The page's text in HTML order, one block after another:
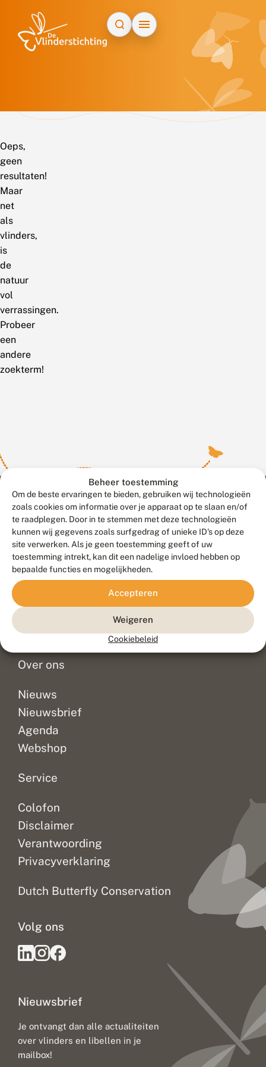
Beheer toestemming
Om de beste ervaringen te bieden, gebruiken wij technologieën
zoals cookies om informatie over je apparaat op te slaan en/of
te raadplegen. Door in te stemmen met deze technologieën
kunnen wij gegevens zoals surfgedrag of unieke ID's op deze
site verwerken. Als je geen toestemming geeft of uw
toestemming intrekt, kan dit een nadelige invloed hebben op
bepaalde functies en mogelijkheden.
Accepteren
Weigeren
Cookiebeleid
Oeps,
geen
resultaten!
Maar
net
als
vlinders,
is
de
natuur
vol
verrassingen.
Probeer
een
andere
zoekterm!
Contact
Veelgestelde vragen
Doneer
Over ons
Nieuws
Nieuwsbrief
Agenda
Webshop
Service
Colofon
Disclaimer
Verantwoording
Privacyverklaring
Dutch Butterfly Conservation
Nieuwsbrief
Je ontvangt dan alle actualiteiten
over vlinders en libellen in je
mailbox!
Volg ons
Meld waarnemingen© 2026 Vlinderstichting
Duurzaam ontwikkeld door
Go2People
, ontworpen door
Blue Field Agency
Privacy
Disclaimer
Sitemap